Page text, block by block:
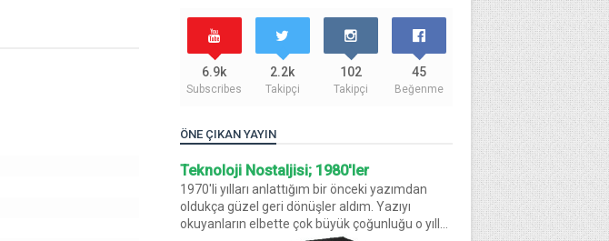
6.9k
Subscribes
2.2k
Takipçi
102
Takipçi
45
Beğenme
ÖNE ÇIKAN YAYIN
Teknoloji Nostaljisi; 1980'ler
1970'li yılları anlattığım bir önceki yazımdan
oldukça güzel geri dönüşler aldım. Yazıyı
okuyanların elbette çok büyük çoğunluğu o yıll...